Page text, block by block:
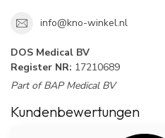
info@kno-winkel.nl
DOS Medical BV
Register NR: 17210689
Part of BAP Medical BV
Kundenbewertungen